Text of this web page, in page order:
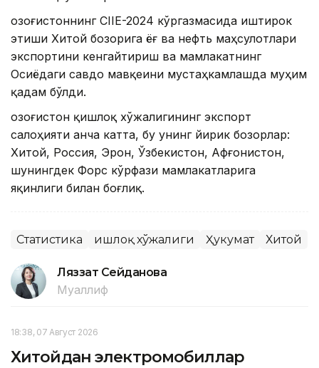
Қозоғистоннинг CIIE-2024 кўргазмасида иштирок
этиши Хитой бозорига ёғ ва нефть маҳсулотлари
экспортини кенгайтириш ва мамлакатнинг
Осиёдаги савдо мавқеини мустаҳкамлашда муҳим
қадам бўлди.
Қозоғистон қишлоқ хўжалигининг экспорт
салоҳияти анча катта, бу унинг йирик бозорлар:
Хитой, Россия, Эрон, Ўзбекистон, Афғонистон,
шунингдек Форс кўрфази мамлакатларига
яқинлиги билан боғлиқ.
Статистика Қишлоқ хўжалиги Ҳукумат Хитой
Ляззат Сейданова
Муаллиф
18:38, 07 Август 2026
Хитойдан электромобиллар